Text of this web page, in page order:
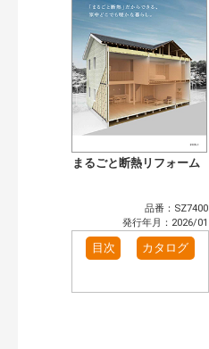
まるごと断熱リフォーム
品番：SZ7400
発行年月：2026/01
目次 カタログ